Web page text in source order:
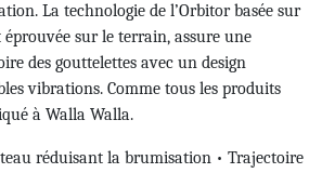
La technologie de l’Orbitor basée sur
sur le terrain, assure une
des gouttelettes avec un design
vibrations. Comme tous les produits
à Walla Walla.
réduisant la brumisation • Trajectoire